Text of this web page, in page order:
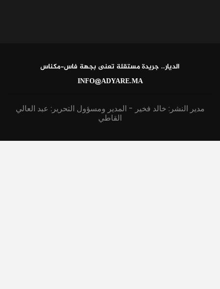
الديار.. جريدة مستقلة تعنى بجهة فاس-مكناس
INFO@ADYARE.MA
مدير النشر: خالد فخير - المدير ومسؤول التحرير: عبد العالي
القاطي